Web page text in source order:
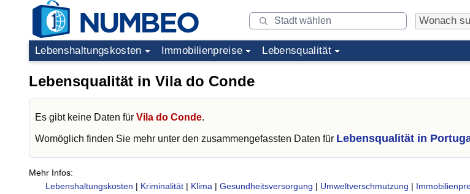
Lebenshaltungskosten Immobilienpreise Lebensqualität
Lebensqualität in Vila do Conde
Es gibt keine Daten für Vila do Conde.
Womöglich finden Sie mehr unter den zusammengefassten Daten für Lebensqualität in
Mehr Infos:
Lebenshaltungskosten | Kriminalität | Klima | Gesundheitsversorgung | Umweltverschmutzung |